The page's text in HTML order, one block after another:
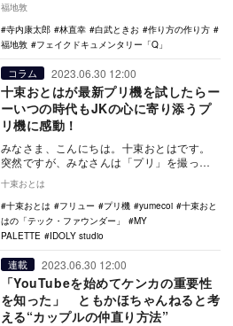
信アプ…
福地敦
寺内康太郎
林直幸 白武ときお
作り方の作り方
福地敦
フェイクドキュメンタリー「Q」
コラム 2023.06.30 12:00
十束おとはが最新プリ機を試したらー
ーいつの時代もJKの心に寄り添うプ
リ機に感動！
みなさま、こんにちは。十束おとはです。
突然ですが、みなさんは「プリ」を撮った
ます！ 学…
十束おとは
十束おとは
フリュー プリ機 yumecoi
十束おと
はの「テック・ファウンダー」
MY
PALETTE
IDOLY studio
連載 2023.06.30 12:00
「YouTubeを始めてケンカの重要性
を知った」 ともかほちゃんねると考
える“カップルの仲直り方法”